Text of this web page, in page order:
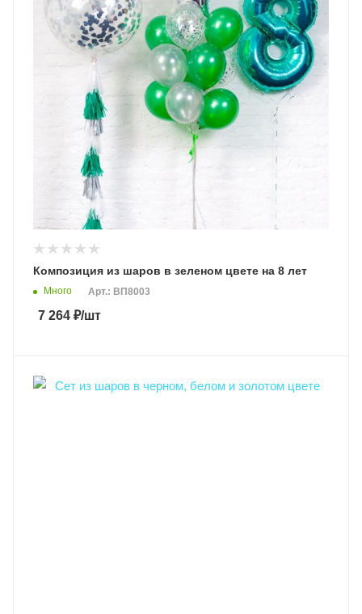
Композиция из шаров в зеленом цвете на 8 лет
Много Арт.: ВП8003
7 264 ₽/шт